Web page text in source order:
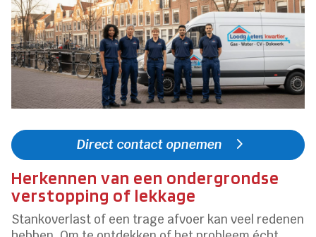
Direct contact opnemen
Herkennen van een ondergrondse
verstopping of lekkage
Stankoverlast of een trage afvoer kan veel redenen